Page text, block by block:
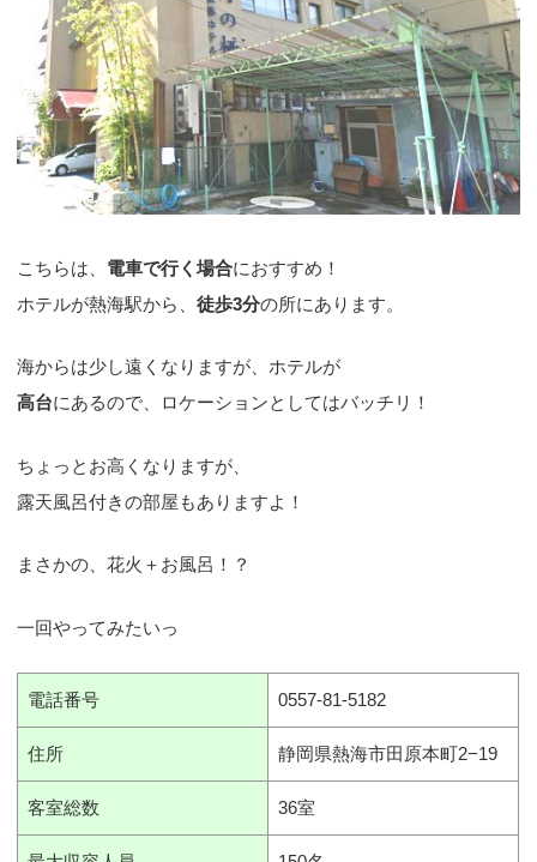
こちらは、 電車で行く場合におすすめ！
ホテルが熱海駅から、徒歩3分の所にあります。
海からは少し遠くなりますが、ホテルが
高台にあるので、ロケーションとしてはバッチリ！
ちょっとお高くなりますが、
露天風呂付きの部屋もありますよ！
まさかの、花火＋お風呂！？
一回やってみたいっ
電話番号 0557-81-5182
住所 静岡県熱海市田原本町2−19
客室総数 36室